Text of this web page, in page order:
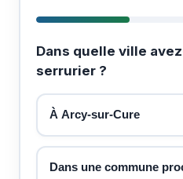
Dans quelle ville
serrurier ?
À Arcy-sur-Cure
Dans une commune